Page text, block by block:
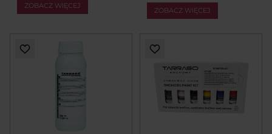
ZOBACZ WIĘCEJ
ZOBACZ WIĘCEJ